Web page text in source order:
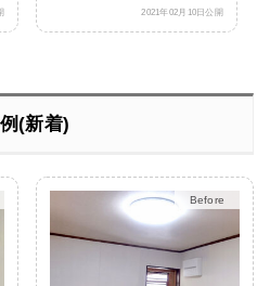
2021年02月10日公開
(新着)
After